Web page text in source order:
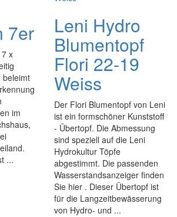
7er
x
beleimt
im
...
Leni Hydro
Blumentopf
Flori 22-19
Weiss
Der Flori Blumentopf von Leni
ist ein formschöner Kunststoff
- Übertopf. Die Abmessung
sind speziell auf die Leni
Hydrokultur Töpfe
abgestimmt. Die passenden
Wasserstandsanzeiger finden
Sie hier . Dieser Übertopf ist
für die Langzeitbewässerung
von Hydro- und ...